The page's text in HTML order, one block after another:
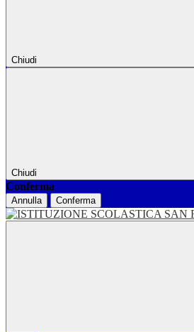
Chiudi
Chiudi
Conferma
Annulla Conferma